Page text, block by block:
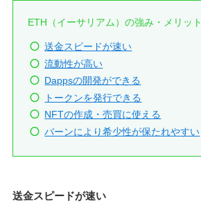
ETH（イーサリアム）の強み・メリット
送金スピードが速い
流動性が高い
Dappsの開発ができる
トークンを発行できる
NFTの作成・売買に使える
バーンにより希少性が保たれやすい
送金スピードが速い